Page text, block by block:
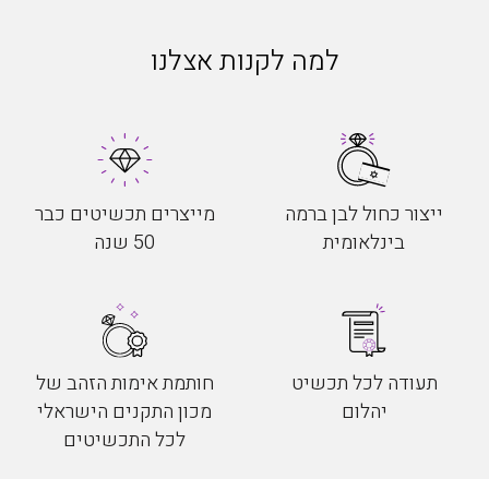
למה לקנות אצלנו
ייצור כחול לבן ברמה
בינלאומית
מייצרים תכשיטים כבר
50 שנה
תעודה לכל תכשיט
יהלום
חותמת אימות הזהב של
מכון התקנים הישראלי
לכל התכשיטים